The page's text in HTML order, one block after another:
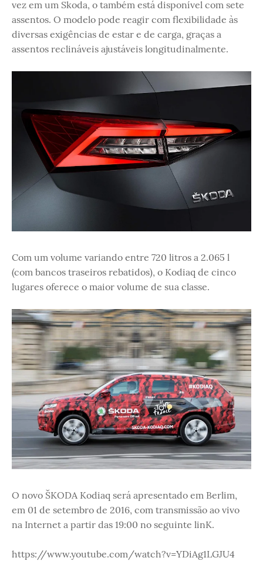
vez em um Skoda, o também está disponível com sete
assentos. O modelo pode reagir com flexibilidade às
diversas exigências de estar e de carga, graças a
assentos reclináveis ​​ajustáveis ​​longitudinalmente.
Com um volume variando entre 720 litros a 2.065 l
(com bancos traseiros rebatidos), o Kodiaq de cinco
lugares oferece o maior volume de sua classe.
O novo ŠKODA Kodiaq será apresentado em Berlim,
em 01 de setembro de 2016, com transmissão ao vivo
na Internet a partir das 19:00 no seguinte linK.
https://www.youtube.com/watch?v=YDiAg1LGJU4